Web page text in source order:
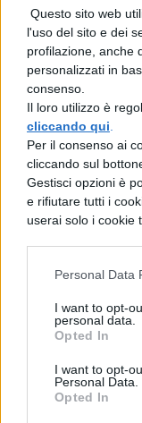
Questo sito web
l'uso del sito e dei
profilazione, anche
personalizzati in
consenso.
Il loro utilizzo è
cliccando qui
Per il consenso ai
cliccando sul
Gestisci opzioni è
e rifiutare tutti i
userai solo i cookie
Personal Data
I want to opt-
personal data.
Opted In
I want to opt-
Personal Data.
Opted In
quanto più
più superba
tumulto in
sicari un
TI